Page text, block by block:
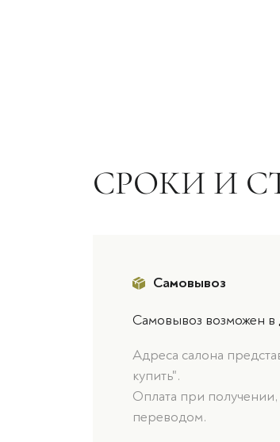
СРОКИ И
Самовывоз
Самовывоз возможен в
Адреса салона
купить".
Оплата при
переводом.